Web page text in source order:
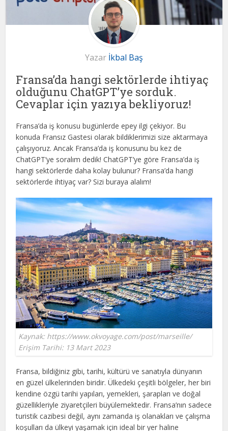
Yazar İkbal Baş
Fransa’da hangi sektörlerde ihtiyaç
olduğunu ChatGPT’ye sorduk.
Cevaplar için yazıya bekliyoruz!
Fransa’da iş konusu bugünlerde epey ilgi çekiyor. Bu
konuda Fransız Gastesi olarak bildiklerimizi size aktarmaya
çalışıyoruz. Ancak Fransa’da iş konusunu bu kez de
ChatGPT’ye soralım dedik! ChatGPT’ye göre Fransa’da iş
hangi sektörlerde daha kolay bulunur? Fransa’da hangi
sektörlerde ihtiyaç var? Sizi buraya alalım!
Kaynak: https://www.okvoyage.com/post/marseille/
Erişim Tarihi: 13 Mart 2023
Fransa, bildiğiniz gibi, tarihi, kültürü ve sanatıyla dünyanın
en güzel ülkelerinden biridir. Ülkedeki çeşitli bölgeler, her biri
kendine özgü tarihi yapıları, yemekleri, şarapları ve doğal
güzellikleriyle ziyaretçileri büyülemektedir. Fransa’nın sadece
turistik cazibesi değil, aynı zamanda iş olanakları ve çalışma
koşulları da ülkeyi yaşamak için ideal bir yer haline